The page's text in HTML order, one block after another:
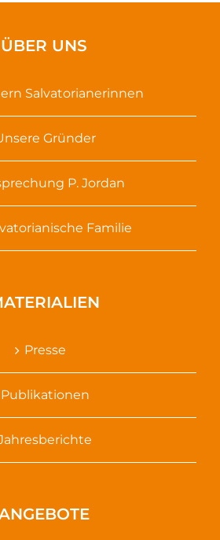
ÜBER UNS
Salvatorianerinnen
Gründer
P. Jordan
Familie
Presse
Publikationen